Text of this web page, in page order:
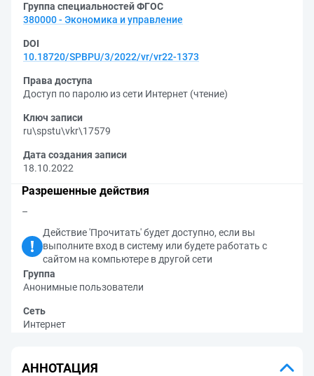
Группа специальностей ФГОС
380000 - Экономика и управление
DOI
10.18720/SPBPU/3/2022/vr/vr22-1373
Права доступа
Доступ по паролю из сети Интернет (чтение)
Ключ записи
ru\spstu\vkr\17579
Дата создания записи
18.10.2022
Разрешенные действия
–
Действие 'Прочитать' будет доступно, если вы
выполните вход в систему или будете работать с
сайтом на компьютере в другой сети
Группа
Анонимные пользователи
Сеть
Интернет
АННОТАЦИЯ